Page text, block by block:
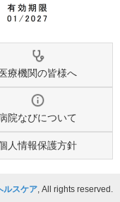
医療機関の皆様へ
院なびについて
人情報保護方針
ルスケア, All rights reserved.